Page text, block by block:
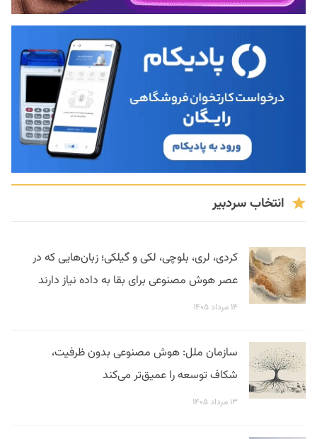
انتخاب سردبیر
کردی، لری، بلوچی، لکی و گیلکی؛ زبان‌هایی که در
عصر هوش مصنوعی برای بقا به داده نیاز دارند
۱۴ مرداد ۱۴۰۵
سازمان ملل: هوش مصنوعی بدون ظرفیت،
شکاف توسعه را عمیق‌تر می‌کند
۱۳ مرداد ۱۴۰۵